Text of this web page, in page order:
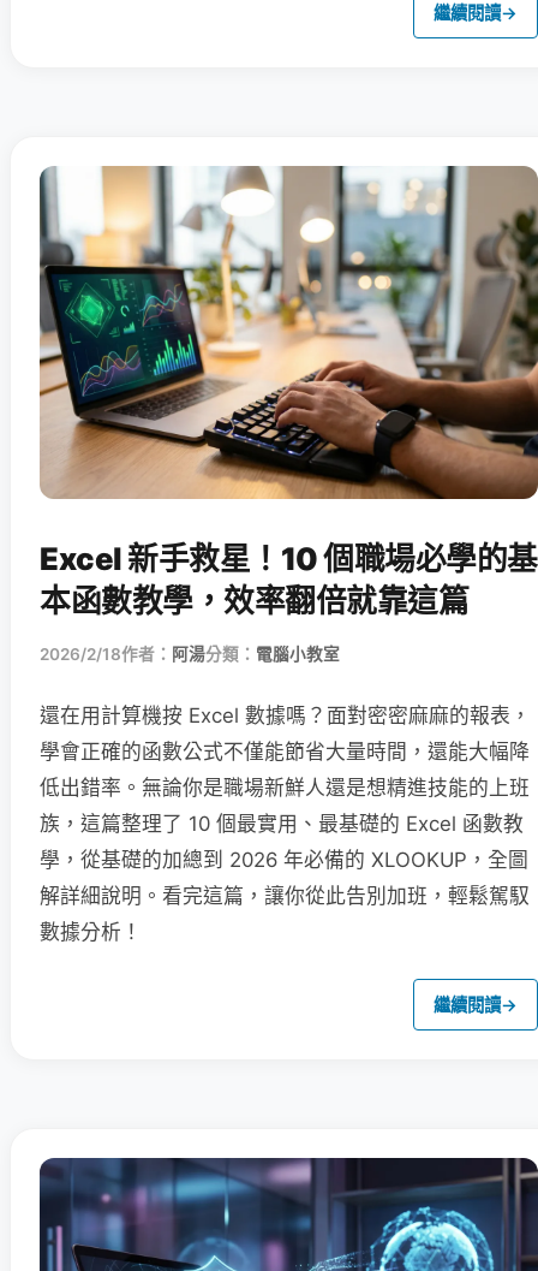
繼續閱讀→
Excel 新手救星！10 個職場必學的基
本函數教學，效率翻倍就靠這篇
2026/2/18作者： 阿湯分類： 電腦小教室
還在用計算機按 Excel 數據嗎？面對密密麻麻的報表，
學會正確的函數公式不僅能節省大量時間，還能大幅降
低出錯率。無論你是職場新鮮人還是想精進技能的上班
族，這篇整理了 10 個最實用、最基礎的 Excel 函數教
學，從基礎的加總到 2026 年必備的 XLOOKUP，全圖
解詳細說明。看完這篇，讓你從此告別加班，輕鬆駕馭
數據分析！
繼續閱讀→